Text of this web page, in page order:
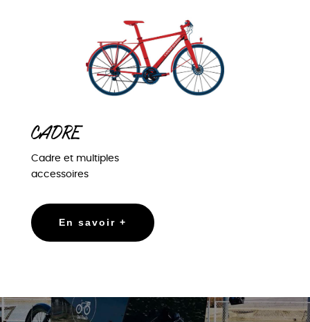
CADRE
Cadre et multiples
accessoires
En savoir +